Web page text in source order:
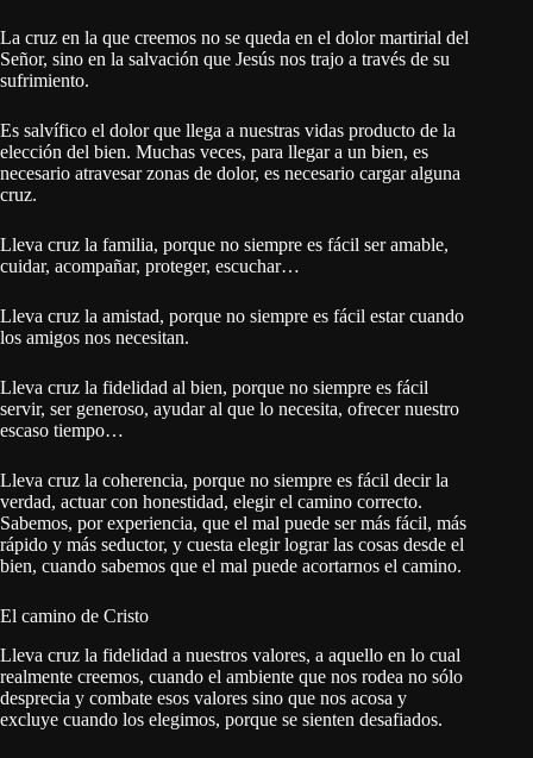
La cruz en la que creemos no se queda en el dolor martirial del
Señor, sino en la salvación que Jesús nos trajo a través de su
sufrimiento.
Es salvífico el dolor que llega a nuestras vidas producto de la
elección del bien. Muchas veces, para llegar a un bien, es
necesario atravesar zonas de dolor, es necesario cargar alguna
cruz.
Lleva cruz la familia, porque no siempre es fácil ser amable,
cuidar, acompañar, proteger, escuchar…
Lleva cruz la amistad, porque no siempre es fácil estar cuando
los amigos nos necesitan.
Lleva cruz la fidelidad al bien, porque no siempre es fácil
servir, ser generoso, ayudar al que lo necesita, ofrecer nuestro
escaso tiempo…
Lleva cruz la coherencia, porque no siempre es fácil decir la
verdad, actuar con honestidad, elegir el camino correcto.
Sabemos, por experiencia, que el mal puede ser más fácil, más
rápido y más seductor, y cuesta elegir lograr las cosas desde el
bien, cuando sabemos que el mal puede acortarnos el camino.
El camino de Cristo
Lleva cruz la fidelidad a nuestros valores, a aquello en lo cual
realmente creemos, cuando el ambiente que nos rodea no sólo
desprecia y combate esos valores sino que nos acosa y
excluye cuando los elegimos, porque se sienten desafiados.